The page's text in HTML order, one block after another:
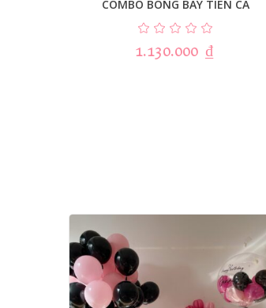
COMBO BÓNG BAY TIÊN CÁ
1.130.000 ₫